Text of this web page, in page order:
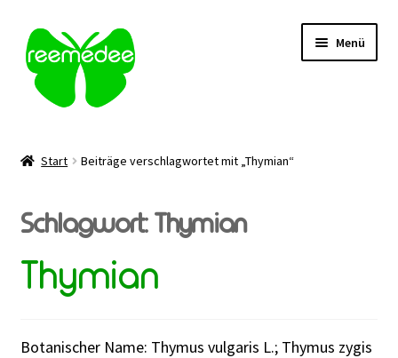
Zur
Navigation
springen
Zum
Inhalt
springen
Menü
Verabreichung
Sale
Start Beiträge verschlagwortet mit „Thymian“
Schlagwort: Thymian
Thymian
Botanischer Name: Thymus vulgaris L.; Thymus zygis